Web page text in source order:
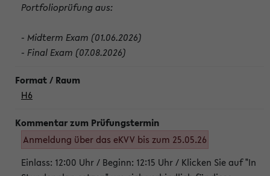
Portfolioprüfung aus:
- Midterm Exam (01.06.2026)
- Final Exam (07.08.2026)
H6
Anmeldung über das eKVV bis zum 25.05.26
Einlass: 12:00 Uhr / Beginn: 12:15 Uhr / Klicken Sie auf "In